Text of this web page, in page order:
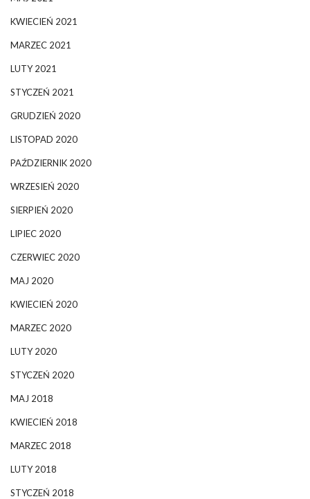
KWIECIEŃ 2021
MARZEC 2021
LUTY 2021
STYCZEŃ 2021
GRUDZIEŃ 2020
LISTOPAD 2020
PAŹDZIERNIK 2020
WRZESIEŃ 2020
SIERPIEŃ 2020
LIPIEC 2020
CZERWIEC 2020
MAJ 2020
KWIECIEŃ 2020
MARZEC 2020
LUTY 2020
STYCZEŃ 2020
MAJ 2018
KWIECIEŃ 2018
MARZEC 2018
LUTY 2018
STYCZEŃ 2018